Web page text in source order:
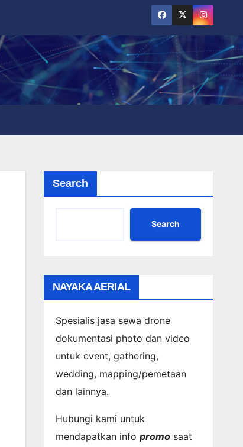
Search
Search
NAYAKA AERIAL
Spesialis jasa sewa drone
dokumentasi photo dan video
untuk event, gathering,
wedding, mapping/pemetaan
dan lainnya.
Hubungi kami untuk
mendapatkan info promosaat